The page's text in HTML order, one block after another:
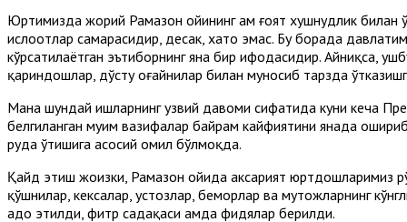
Юртимизда жорий Рамазон ойининг ҳам ғоят хушнудлик билан
ислоҳотлар самарасидир, десак, хато эмас. Бу борада
кўрсатилаётган эътиборнинг яна бир ифодасидир. Айниқса,
қариндошлар, дўсту оғайнилар билан муносиб тарзда
Мана шундай ишларнинг узвий давоми сифатида куни кеча
белгиланган муҳим вазифалар байрам кайфиятини янада
руҳда ўтишига асосий омил бўлмоқда.
Қайд этиш жоизки, Рамазон ойида аксарият юртдошларимиз
қўшнилар, кексалар, устозлар, беморлар ва муҳтожларнинг
адо этилди, фитр садақаси ҳамда фидялар берилди.